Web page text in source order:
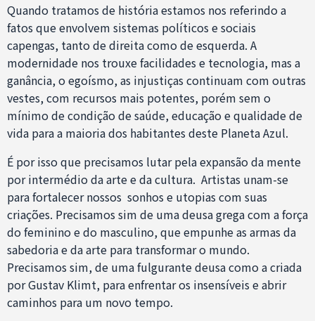
Quando tratamos de história estamos nos referindo a
fatos que envolvem sistemas políticos e sociais
capengas, tanto de direita como de esquerda. A
modernidade nos trouxe facilidades e tecnologia, mas a
ganância, o egoísmo, as injustiças continuam com outras
vestes, com recursos mais potentes, porém sem o
mínimo de condição de saúde, educação e qualidade de
vida para a maioria dos habitantes deste Planeta Azul.
É por isso que precisamos lutar pela expansão da mente
por intermédio da arte e da cultura. Artistas unam-se
para fortalecer nossos sonhos e utopias com suas
criações. Precisamos sim de uma deusa grega com a força
do feminino e do masculino, que empunhe as armas da
sabedoria e da arte para transformar o mundo.
Precisamos sim, de uma fulgurante deusa como a criada
por Gustav Klimt, para enfrentar os insensíveis e abrir
caminhos para um novo tempo.